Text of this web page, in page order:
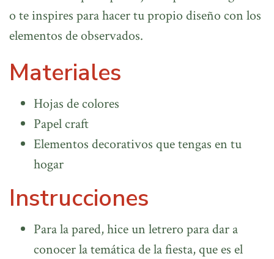
o te inspires para hacer tu propio diseño con los
elementos de observados.
Materiales
Hojas de colores
Papel craft
Elementos decorativos que tengas en tu
hogar
Instrucciones
Para la pared, hice un letrero para dar a
conocer la temática de la fiesta, que es el